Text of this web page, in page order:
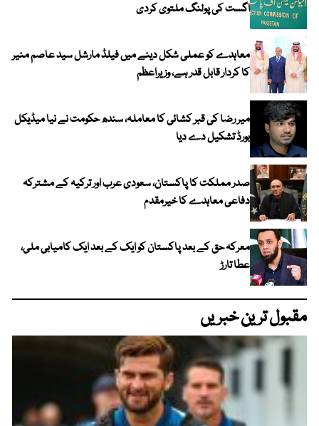
اگست کی پولنگ ملتوی کردی
معاہدے کو عملی شکل دینے میں فیلڈ مارشل سید عاصم منیر
کا کردار قابل قدر ہے، وزیراعظم
میر رضا کی قبر کشائی کا معاملہ، سندھ حکومت نے نیا میڈیکل
بورڈ تشکیل دے دیا
صدر مملکت کا پاکستان، سعودی عرب اور ترکیہ کے مشترکہ
دفاعی معاہدے کا خیرمقدم
معرکہ حق کے بعد پاکستان کو ایک کے بعد ایک کامیابی ملی،
عطا تارڑ
مقبول ترین خبریں